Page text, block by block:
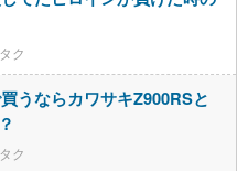
ク
うならカワサキZ900RSと
ク